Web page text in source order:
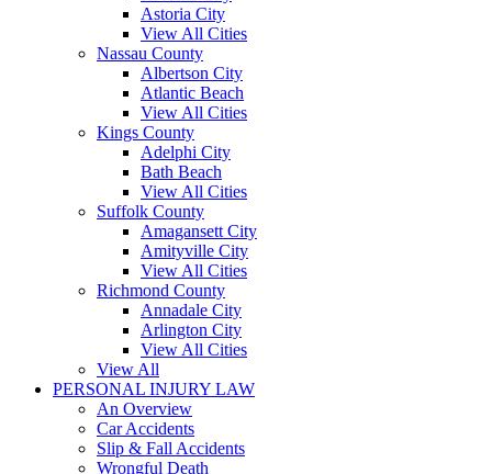
Astoria City
View All Cities
Nassau County
Albertson City
Atlantic Beach
View All Cities
Kings County
Adelphi City
Bath Beach
View All Cities
Suffolk County
Amagansett City
Amityville City
View All Cities
Richmond County
Annadale City
Arlington City
View All Cities
View All
PERSONAL INJURY LAW
An Overview
Car Accidents
Slip & Fall Accidents
Wrongful Death